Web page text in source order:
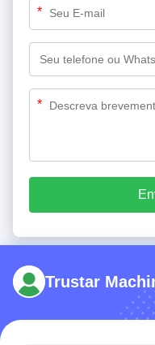
*
*
Trustar